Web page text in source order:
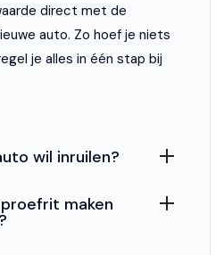
direct met de
auto. Zo hoef je niets
je alles in één stap bij
wil inruilen?
maken